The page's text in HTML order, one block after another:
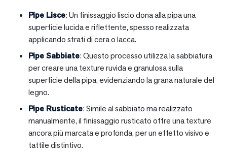
Pipe Lisce: Un finissaggio liscio dona alla pipa una
superficie lucida e riflettente, spesso realizzata
applicando strati di cera o lacca.
Pipe Sabbiate: Questo processo utilizza la sabbiatura
per creare una texture ruvida e granulosa sulla
superficie della pipa, evidenziando la grana naturale del
legno.
Pipe Rusticate: Simile al sabbiato ma realizzato
manualmente, il finissaggio rusticato offre una texture
ancora più marcata e profonda, per un effetto visivo e
tattile distintivo.